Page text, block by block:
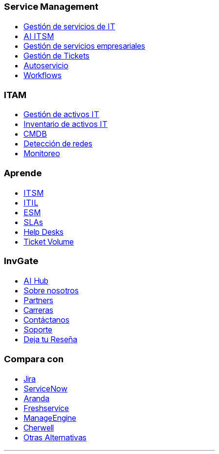
Service Management
Gestión de servicios de IT
AI ITSM
Gestión de servicios empresariales
Gestión de Tickets
Autoservicio
Workflows
ITAM
Gestión de activos IT
Inventario de activos IT
CMDB
Detección de redes
Monitoreo
Aprende
ITSM
ITIL
ESM
SLAs
Help Desks
Ticket Volume
InvGate
AI Hub
Sobre nosotros
Partners
Carreras
Contáctanos
Soporte
Deja tu Reseña
Compara con
Jira
ServiceNow
Aranda
Freshservice
ManageEngine
Cherwell
Otras Alternativas